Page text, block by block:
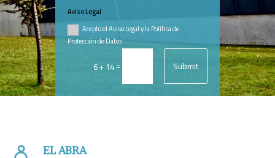
Aviso Legal
Acepto el Aviso Legal y la Política de
Protección de Datos
6 + 14= Submit
EL ABRA